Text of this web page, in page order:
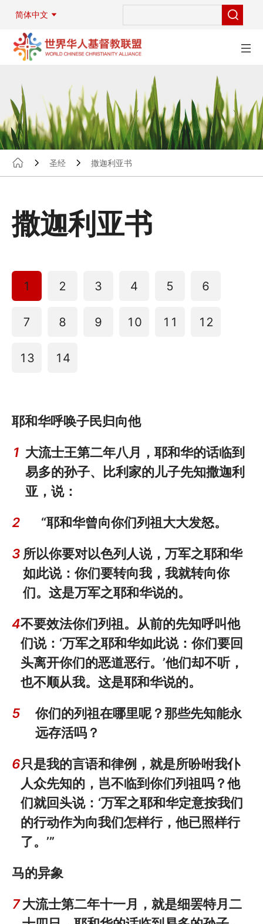
简体中文
圣经 撒迦利亚书
撒迦利亚书
1 2 3 4 5 6
7 8 9 10 11 12
13 14
耶和华呼唤子民归向他
1 大流士王第二年八月，耶和华的话临到
易多的孙子、比利家的儿子先知撒迦利
亚，说：
2 “耶和华曾向你们列祖大大发怒。
3 所以你要对以色列人说，万军之耶和华
如此说：你们要转向我，我就转向你
们。这是万军之耶和华说的。
4不要效法你们列祖。从前的先知呼叫他
们说：‘万军之耶和华如此说：你们要回
头离开你们的恶道恶行。’他们却不听，
也不顺从我。这是耶和华说的。
5
你们的列祖在哪里呢？那些先知能永
远存活吗？
6只是我的言语和律例，就是所吩咐我仆
人众先知的，岂不临到你们列祖吗？他
们就回头说：‘万军之耶和华定意按我们
的行动作为向我们怎样行，他已照样行
了。’”
马的异象
7大流士第二年十一月，就是细罢特月二